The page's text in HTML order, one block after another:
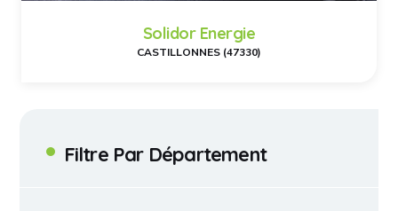
Filtre Par Département
Solidor Energie
CASTILLONNES (47330)